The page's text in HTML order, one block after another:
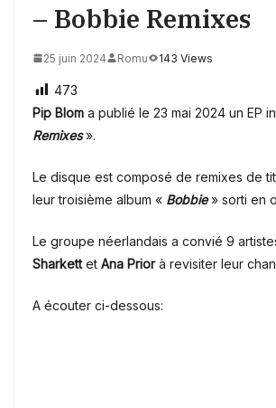
– Bobbie Remixes
25 juin 2024 Romu 143 Views
473
Pip Blom a publié le 23 mai 2024 un EP
Remixes».
Le disque est composé de remixes de
leur troisième album « Bobbie» sorti en
Le groupe néerlandais a convié 9
Sharkettet Ana Priorà revisiter leur
A écouter ci-dessous: